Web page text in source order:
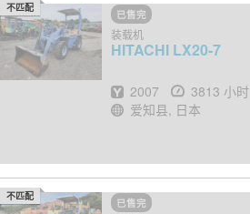
已售完
装载机
HITACHI LX20-7
出厂年份
2007 小时
3813 小时
地点
爱知县, 日本
不匹配
已售完
不匹配